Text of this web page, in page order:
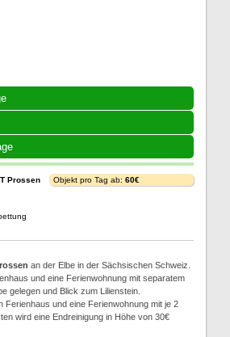
Prossen
Objekt pro Tag ab: 60€
an der Elbe in der Sächsischen Schweiz.
und eine Ferienwohnung mit separatem
gelegen und Blick zum Lilienstein.
Ferienhaus und eine Ferienwohnung mit je 2
wird eine Endreinigung in Höhe von 30€